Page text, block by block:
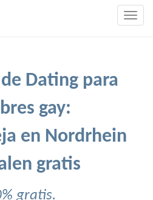
Dating para
gay:
en Nordrhein
gratis
gratis.